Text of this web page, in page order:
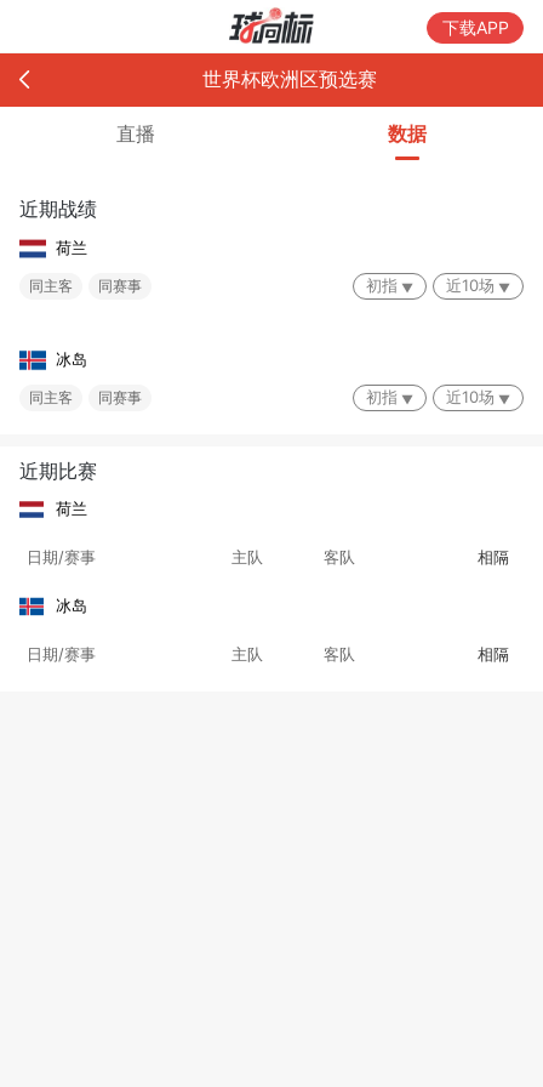
下载APP
世界杯欧洲区预选赛
直播 数据
近期战绩
荷兰
同主客 同赛事 初指 近10场
冰岛
同主客 同赛事 初指 近10场
近期比赛
荷兰
日期/赛事 主队 客队 相隔
冰岛
日期/赛事 主队 客队 相隔